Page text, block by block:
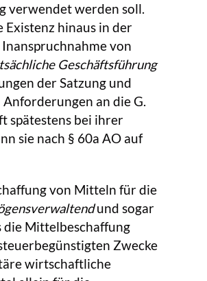
verwendet werden soll.
hinaus in der
von
Geschäftsführung
der Satzung und
an die G.
spätestens bei ihrer
sie nach § 60a AO auf
von Mitteln für die
und sogar
die Mittelbeschaffung
Zwecke
wirtschaftliche